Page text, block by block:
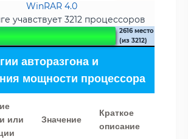
WinRAR 4.0
учавствует 3212 процессоров
2616 место
(из 3212)
авторазгона и
мощности процессора
или
Значение
Краткое
описание